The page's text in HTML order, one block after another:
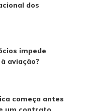
dos
impede
aviação?
começa antes